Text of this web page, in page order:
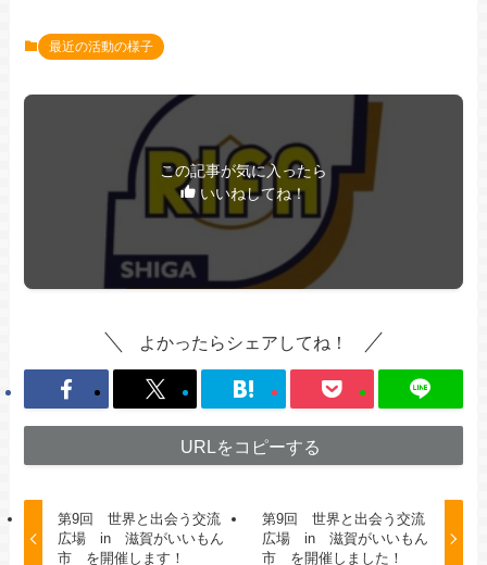
最近の活動の様子
この記事が気に入ったら
いいねしてね！
よかったらシェアしてね！
URLをコピーする
第9回 世界と出会う交流
広場 in 滋賀がいいもん
市 を開催します！
第9回 世界と出会う交流
広場 in 滋賀がいいもん
市 を開催しました！